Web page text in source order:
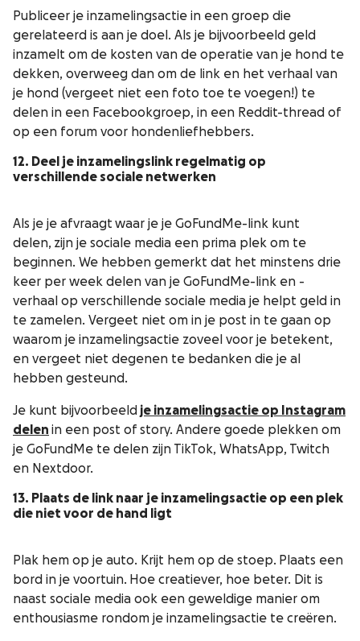
Publiceer je inzamelingsactie in een groep die
gerelateerd is aan je doel. Als je bijvoorbeeld geld
inzamelt om de kosten van de operatie van je hond te
dekken, overweeg dan om de link en het verhaal van
je hond (vergeet niet een foto toe te voegen!) te
delen in een Facebookgroep, in een Reddit-thread of
op een forum voor hondenliefhebbers.
12. Deel je inzamelingslink regelmatig op
verschillende sociale netwerken
Als je je afvraagt waar je je GoFundMe-link kunt
delen, zijn je sociale media een prima plek om te
beginnen. We hebben gemerkt dat het minstens drie
keer per week delen van je GoFundMe-link en -
verhaal op verschillende sociale media je helpt geld in
te zamelen. Vergeet niet om in je post in te gaan op
waarom je inzamelingsactie zoveel voor je betekent,
en vergeet niet degenen te bedanken die je al
hebben gesteund.
Je kunt bijvoorbeeld je inzamelingsactie op Instagram
delen in een post of story. Andere goede plekken om
je GoFundMe te delen zijn TikTok, WhatsApp, Twitch
en Nextdoor.
13. Plaats de link naar je inzamelingsactie op een plek
die niet voor de hand ligt
Plak hem op je auto. Krijt hem op de stoep. Plaats een
bord in je voortuin. Hoe creatiever, hoe beter. Dit is
naast sociale media ook een geweldige manier om
enthousiasme rondom je inzamelingsactie te creëren.